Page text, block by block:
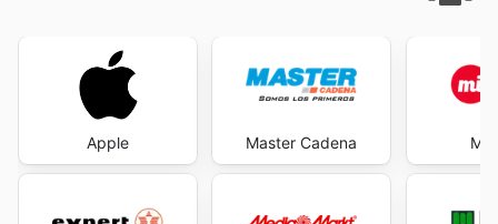
Apple Master Cadena Mi